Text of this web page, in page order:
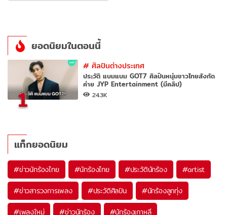
ยอดนิยมในตอนนี้
1
#ศิลปินต่างประเทศ
ประวัติ แบมแบม GOT7 ศิลปินหนุ่มชาวไทยสังกัด
ค่าย JYP Entertainment (มีคลิป)
24.3K
แท็กยอดนิยม
#ข่าวนักร้องไทย #นักร้องไทย #ประวัตินักร้อง #artist
#ข่าวสารวงการเพลง #ประวัติศิลปิน #นักร้องลูกทุ่ง
#เพลงใหม่ #ข่าวนักร้อง #นักร้องเกาหลี